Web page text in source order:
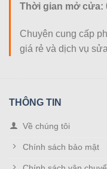
điều hòa đi kèm khi
Phím bấm bằng
bấm thoải mái khi
che chắn
cần Setup như
năng ngoài thị
Thời gian mở cửa:
Chuyên cung cấp
giá rẻ và dịch vụ
THÔNG TIN
Về chúng tôi
Chính sách bảo mật